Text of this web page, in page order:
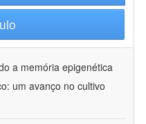
a memória epigenética
um avanço no cultivo